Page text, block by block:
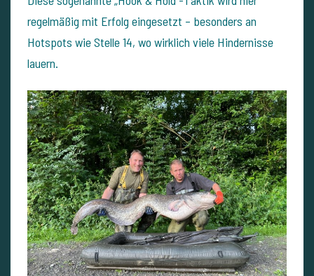
regelmäßig mit Erfolg eingesetzt – besonders an
Hotspots wie Stelle 14, wo wirklich viele Hindernisse
lauern.